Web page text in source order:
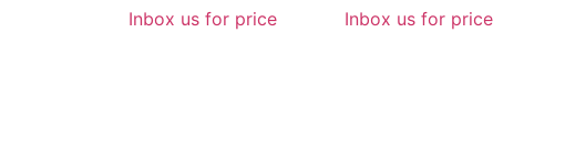
Inbox us for price Inbox us for price